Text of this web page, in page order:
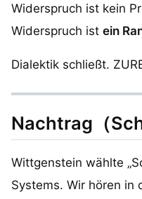
Widerspruch ist kein
Widerspruch ist ein
Dialektik schließt.
Nachtrag（
Wittgenstein wählte
Systems. Wir hören in